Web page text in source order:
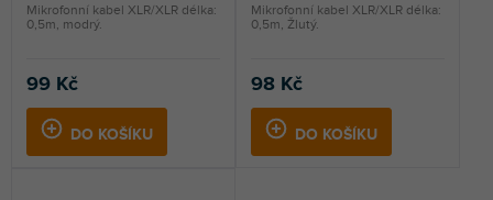
99 Kč
DO KOŠÍKU
Mikrofonní kabel XLR/XLR délka:
0,5m, modrý.
98 Kč
DO KOŠÍKU
Mikrofonní kabel XLR/XLR délka:
0,5m, Žlutý.